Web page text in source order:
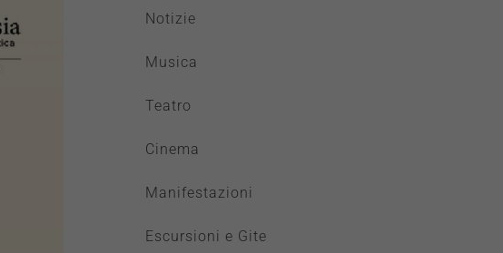
Notizie
Musica
Teatro
Cinema
Manifestazioni
Escursioni e Gite